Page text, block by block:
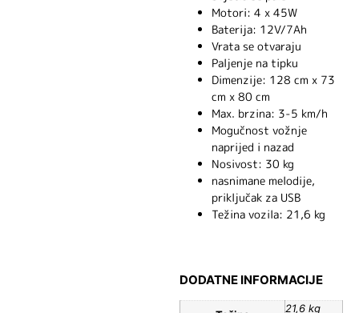
Motori: 4 x 45W
Baterija: 12V/7Ah
Vrata se otvaraju
Paljenje na tipku
Dimenzije: 128 cm x 73
cm x 80 cm
Max. brzina: 3-5 km/h
Mogučnost vožnje
naprijed i nazad
Nosivost: 30 kg
nasnimane melodije,
priključak za USB
Težina vozila: 21,6 kg
DODATNE INFORMACIJE
21,6 kg